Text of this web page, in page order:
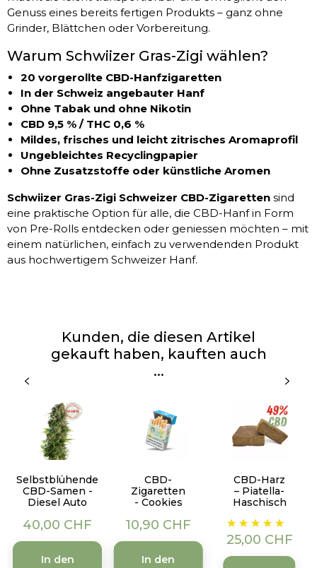
Genuss eines bereits fertigen Produkts – ganz ohne
Grinder, Blättchen oder Vorbereitung.
Warum Schwiizer Gras-Zigi wählen?
20 vorgerollte CBD-Hanfzigaretten
In der Schweiz angebauter Hanf
Ohne Tabak und ohne Nikotin
CBD 9,5 % / THC 0,6 %
Mildes, frisches und leicht zitrisches Aromaprofil
Ungebleichtes Recyclingpapier
Ohne Zusatzstoffe oder künstliche Aromen
Schwiizer Gras-Zigi Schweizer CBD-Zigaretten sind
eine praktische Option für alle, die CBD-Hanf in Form
von Pre-Rolls entdecken oder geniessen möchten – mit
einem natürlichen, einfach zu verwendenden Produkt
aus hochwertigem Schweizer Hanf.
Kunden, die diesen Artikel
gekauft haben, kauften auch
...
Selbstblühende
CBD-Samen -
Diesel Auto
Preis
40,00 CHF
In den
CBD-
Zigaretten
- Cookies
Preis
10,90 CHF
In den
CBD-Harz
– Piatella-
Haschisch
Preis
25,00 CHF